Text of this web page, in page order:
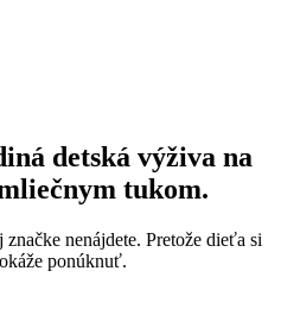
detská výživa na
tukom.
nenájdete. Pretože dieťa si
ponúknuť.